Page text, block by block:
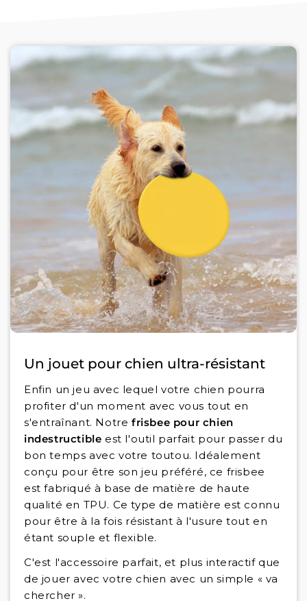
Un jouet pour chien ultra-résistant
Enfin un jeu avec lequel votre chien pourra
profiter d'un moment avec vous tout en
s'entraînant. Notrefrisbee pour chien
indestructible est l'outil parfait pour passer du
bon temps avec votre toutou. Idéalement
conçu pour être son jeu préféré, ce frisbee
est fabriqué à base de matière de haute
qualité en TPU. Ce type de matière est connu
pour être à la fois résistant à l'usure tout en
étant souple et flexible.
C'est l'accessoire parfait, et plus interactif que
de jouer avec votre chien avec un simple « va
chercher ».